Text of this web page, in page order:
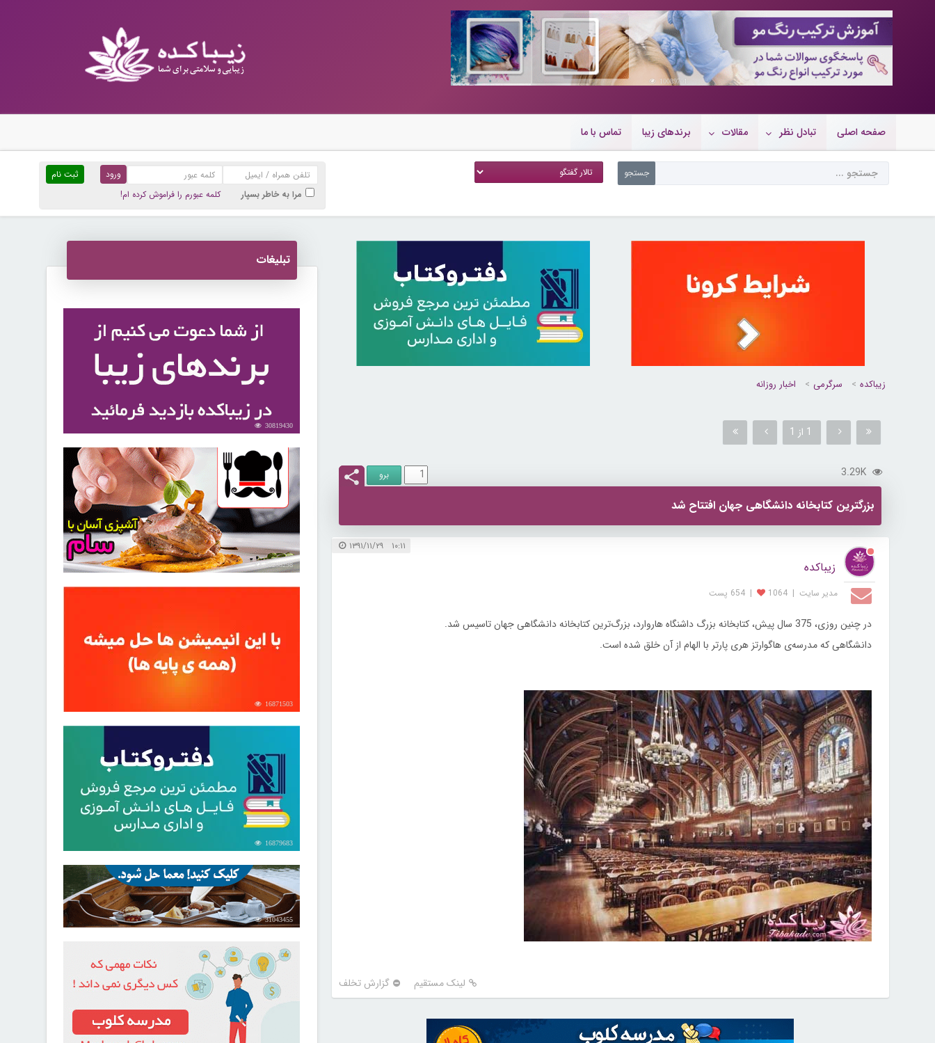
10089701
صفحه اصلی تبادل نظر مقالات برندهای زیبا تماس با ما
ثبت نام
مرا به خاطر بسپار
کلمه عبورم را فراموش کرده ام!
زیباکده سرگرمی اخبار روزانه
1 از 1
3.29K
بزرگترین کتابخانه دانشگاهی جهان افتتاح شد
۱۰:۱۱ ۱۳۹۱/۱۱/۲۹
زیباکده
مدیر سایت |
1064
| 654 پست
در چنین روزی، 375 سال پیش، کتابخانه بزرگ داشنگاه هاروارد، بزرگ‌ترین کتابخانه دانشگاهی جهان تاسیس شد.
دانشگاهی که مدرسه‌ی هاگوارتز هری پارتر با الهام از آن خلق شده است.
لینک مستقیم گزارش تخلف
تبلیغات
30819430
30258298
16871503
16879683
31043455